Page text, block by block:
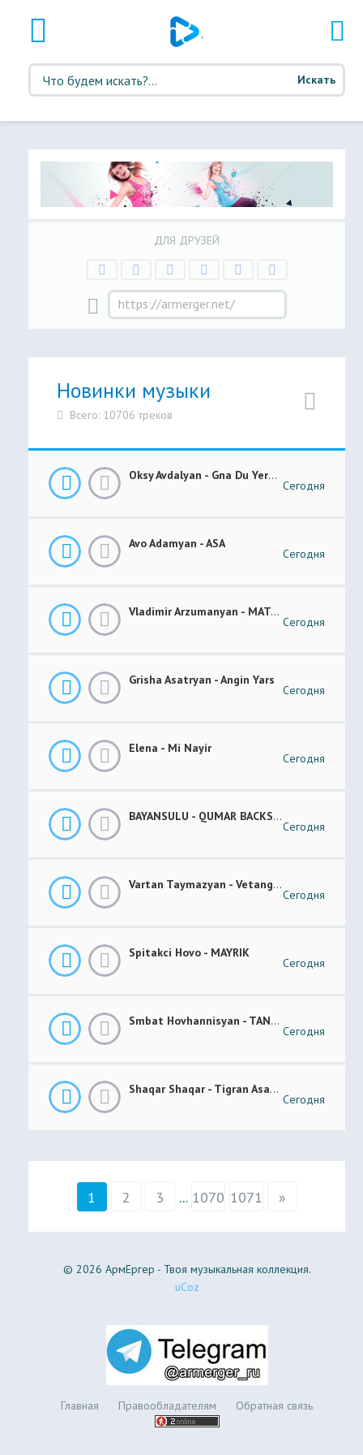
Искать
ДЛЯ ДРУЗЕЙ
Новинки музыки
Всего: 10706 треков
Oksy Avdalyan - Gna Du Yerevanic
Сегодня
Avo Adamyan - ASA
Сегодня
Vladimir Arzumanyan - MATANI
Сегодня
Grisha Asatryan - Angin Yars
Сегодня
Elena - Mi Nayir
Сегодня
BAYANSULU - QUMAR BACKSTAGE
Сегодня
Vartan Taymazyan - Vetang Es
Сегодня
Spitakci Hovo - MAYRIK
Сегодня
Smbat Hovhannisyan - TANEM-TANEM
Сегодня
Shaqar Shaqar - Tigran Asatryan & Vache Amaryan
Сегодня
1 2 3 ... 1070 1071 »
© 2026 АрмЕргер - Твоя музыкальная коллекция.
uCoz
Главная Правообладателям Обратная связь